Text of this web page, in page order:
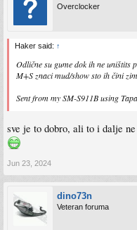
Overclocker
Haker said: ↑
Odlične su gume dok ih ne uništits
M+S znaci mud/show sto ih čini
Sent from my SM-S911B using
sve je to dobro, ali to i dalje
Jun 23, 2024
dino73n
Veteran foruma